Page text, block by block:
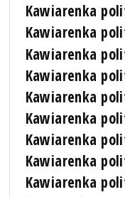
Kawiarenka
Kawiarenka
Kawiarenka
Kawiarenka
Kawiarenka
Kawiarenka
Kawiarenka
Kawiarenka
Kawiarenka